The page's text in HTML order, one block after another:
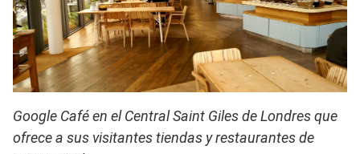
Google Café en el Central Saint Giles de Londres que
ofrece a sus visitantes tiendas y restaurantes de